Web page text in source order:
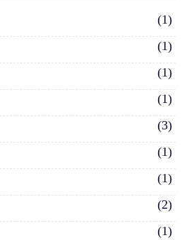
(1)
(1)
(1)
(1)
(3)
(1)
(1)
(2)
(1)